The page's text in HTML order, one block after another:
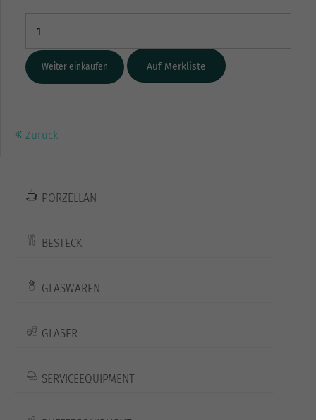
Weiter einkaufen
Zurück
PORZELLAN
BESTECK
GLASWAREN
GLÄSER
SERVICEEQUIPMENT